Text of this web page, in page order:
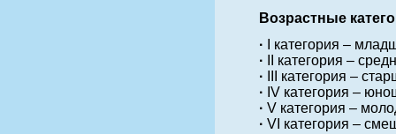
Возрастные
·
I категория –
·
II категория –
·
III категория –
· IV категория –
· V категория –
· VI категория –